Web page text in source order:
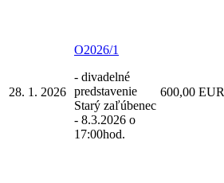
28. 1. 2026
O2026/1
- divadelné
predstavenie
Starý zaľúbenec
- 8.3.2026 o
17:00hod.
600,00 EUR